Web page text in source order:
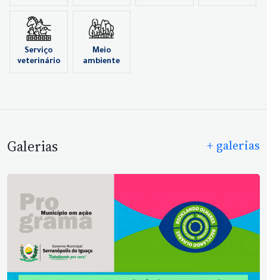
Serviço
veterinário
Meio
ambiente
Galerias + galerias